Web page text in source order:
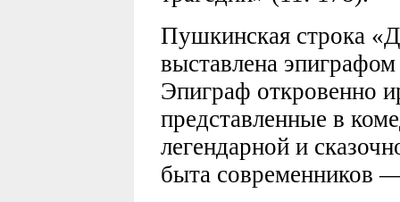
Пушкинская строка
выставлена
Эпиграф откровенно
представленные в
легендарной и
быта современников